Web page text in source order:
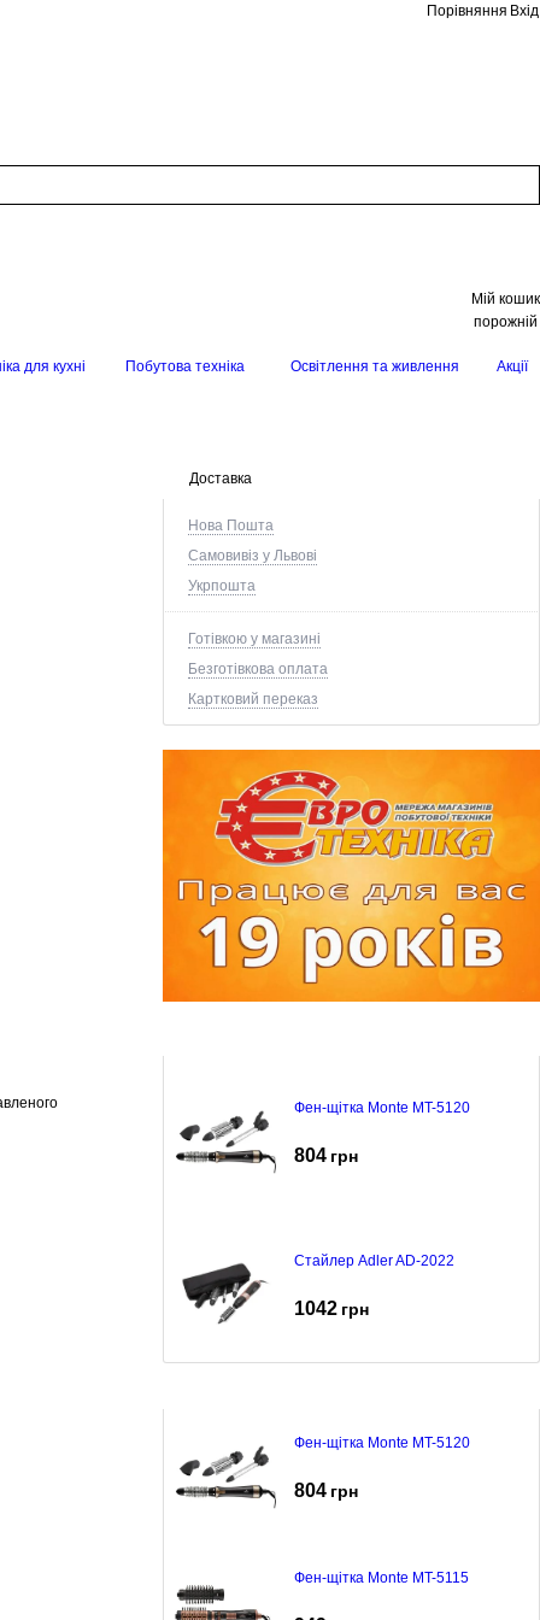
Порівняння Вхід
Мій кошик
порожній
для кухні Побутова техніка Освітлення та живлення Акції
Доставка
Нова Пошта
Самовивіз у Львові
Укрпошта
Готівкою у магазині
Безготівкова оплата
Картковий переказ
Фен-щітка Monte MT-5120
804 грн
Стайлер Adler AD-2022
1042 грн
Фен-щітка Monte MT-5120
804 грн
Фен-щітка Monte MT-5115